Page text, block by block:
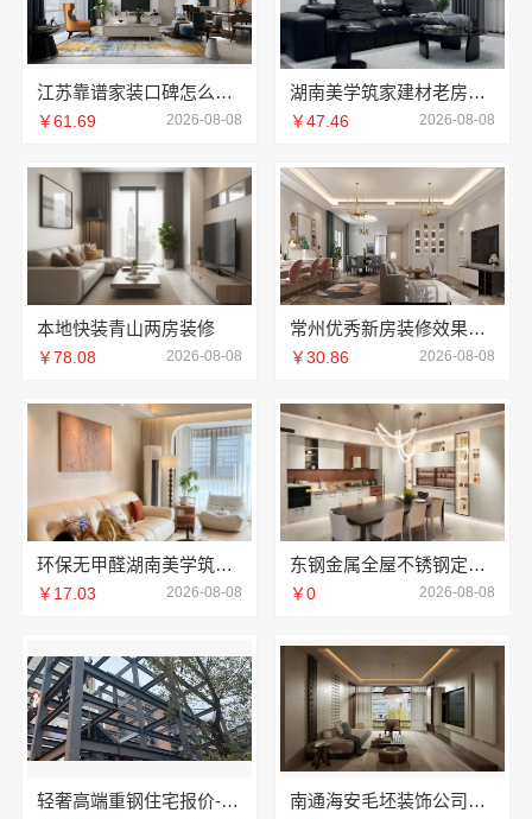
江苏靠谱家装口碑怎么样-常州宜居佳装饰
￥61.69 2026-08-08
湖南美学筑家建材老房翻新：湖南装修公司首选
￥47.46 2026-08-08
本地快装青山两房装修
￥78.08 2026-08-08
常州优秀新房装修效果图，常州宜居佳装饰打造理想新家
￥30.86 2026-08-08
环保无甲醛湖南美学筑家建材软装配套
￥17.03 2026-08-08
东钢金属全屋不锈钢定制生产商本地-江苏东钢金属科技有限公司
￥0 2026-08-08
轻奢高端重钢住宅报价-云南晟构建筑建材有限公司 南通海安毛坯装饰公司设计，南通宏域全宅装饰建材有限公司专业规划